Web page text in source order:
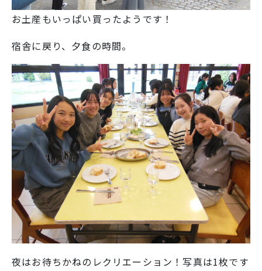
お土産もいっぱい買ったようです！
宿舎に戻り、夕食の時間。
夜はお待ちかねのレクリエーション！写真は1枚です